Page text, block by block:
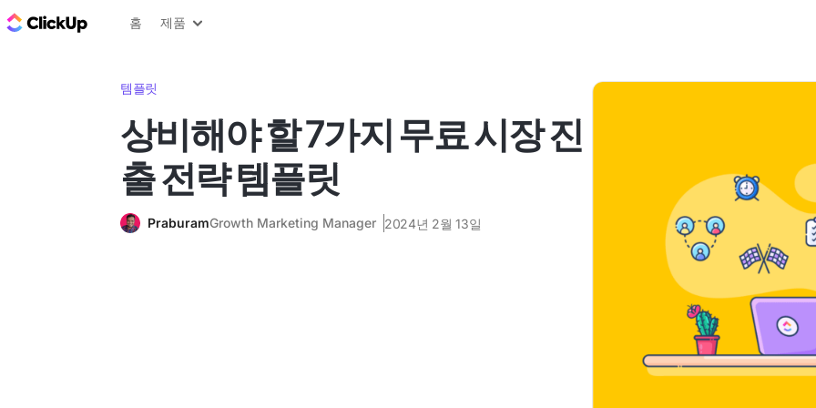
ClickUp 블로그
홈 제품
템플릿
상비해야 할 7가지 무료 시장 진
출 전략 템플릿
PraburamGrowth Marketing Manager 2024년 2월 13일